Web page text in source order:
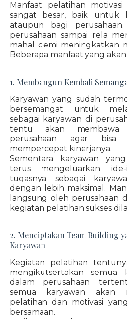
Manfaat pelatihan
sangat besar, baik untuk
ataupun bagi
perusahaan sampai rela
mahal demi meningkatkan
Beberapa manfaat yang akan
1. Membangun Kembali
Karyawan yang sudah
bersemangat untuk
sebagai karyawan di
tentu akan membawa
perusahaan agar
mempercepat kinerjanya.
Sementara karyawan
terus mengeluarkan
tugasnya sebagai
dengan lebih maksimal.
langsung oleh perusahaan
kegiatan pelatihan sukses
2. Menciptakan Team Building
Karyawan
Kegiatan pelatihan
mengikutsertakan semua
dalam perusahaan
semua karyawan akan
pelatihan dan motivasi
bersamaan.